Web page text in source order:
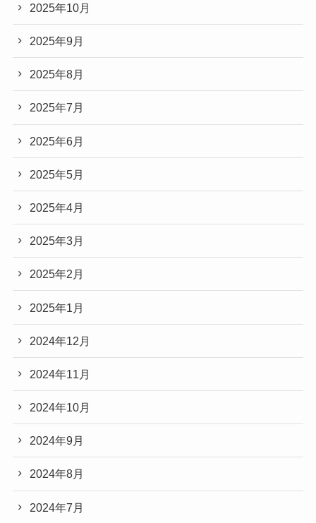
2025年10月
2025年9月
2025年8月
2025年7月
2025年6月
2025年5月
2025年4月
2025年3月
2025年2月
2025年1月
2024年12月
2024年11月
2024年10月
2024年9月
2024年8月
2024年7月